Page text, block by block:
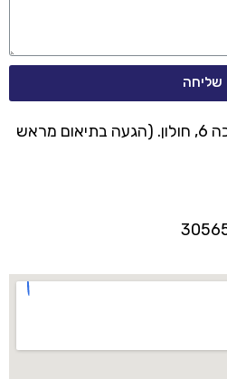
שליחה
המחסן שלנו ברחוב המלאכה 6, חולון. (הגעה בתיאום מראש